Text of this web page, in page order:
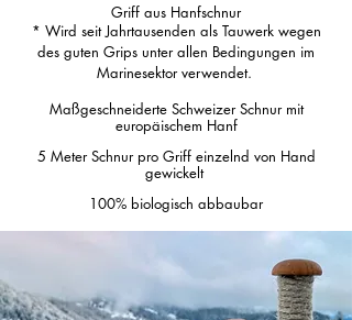
Griff aus Hanfschnur
* Wird seit Jahrtausenden als Tauwerk wegen
des guten Grips unter allen Bedingungen im
Marinesektor verwendet.
Maßgeschneiderte Schweizer Schnur mit
europäischem Hanf
5 Meter Schnur pro Griff einzelnd von Hand
gewickelt
100% biologisch abbaubar